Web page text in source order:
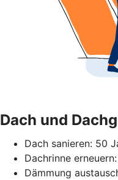
Dach und
Dach sanieren: 50
Dachrinne
Dämmung